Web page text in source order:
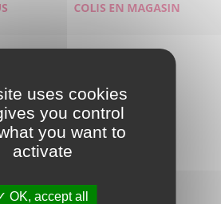
faut savoir
uses cookies
you control
you want to
activate
OK, accept all